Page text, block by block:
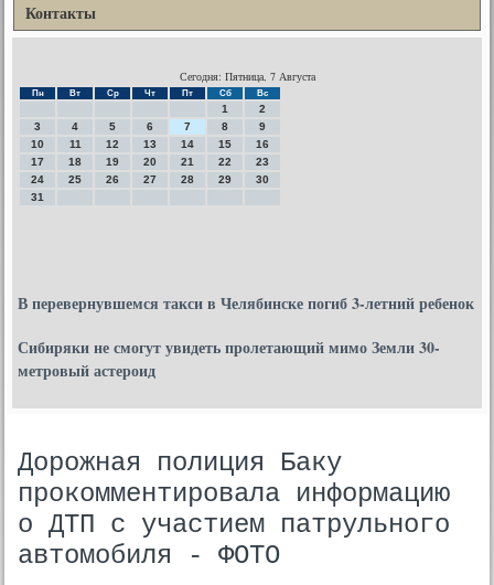
Контакты
Сегодня: Пятница, 7 Августа
Пн Вт Ср Чт Пт Сб Вс
1
2
3
4 5 6 7 8
9
10
11 12 13 14 15
16
17
18 19 20 21 22
23
24
25 26 27 28 29
30
31
В перевернувшемся такси в Челябинске погиб 3-летний ребенок
Сибиряки не смогут увидеть пролетающий мимо Земли 30-
метровый астероид
Дорожная полиция Баку
прокомментировала информацию
о ДТП с участием патрульного
автомобиля - ФОТО